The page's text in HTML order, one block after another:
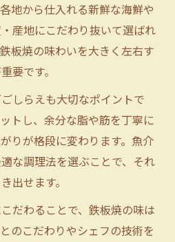
地から仕入れる新鮮な海鮮や
産地にこだわり抜いて選ばれ
板焼の味わいを大きく左右す
要です。
しらえも大切なポイントで
トし、余分な脂や筋を丁寧に
りが格段に変わります。魚介
な調理法を選ぶことで、それ
出せます。
だわることで、鉄板焼の味は
のこだわりやシェフの技術を